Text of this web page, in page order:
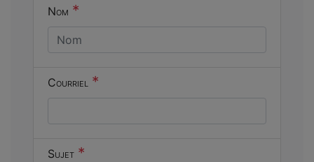
Nom *
Courriel *
Sujet *
un humain
en métal
(obligatoire)